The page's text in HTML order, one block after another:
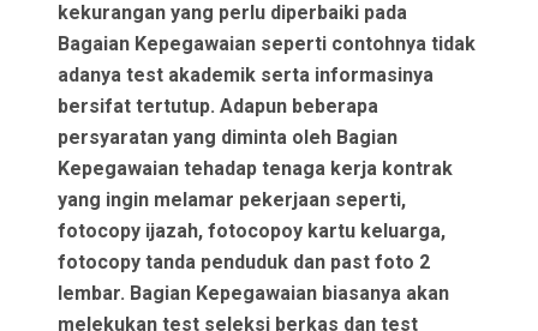
kekurangan yang perlu diperbaiki pada
Bagaian Kepegawaian seperti contohnya tidak
adanya test akademik serta informasinya
bersifat tertutup. Adapun beberapa
persyaratan yang diminta oleh Bagian
Kepegawaian tehadap tenaga kerja kontrak
yang ingin melamar pekerjaan seperti,
fotocopy ijazah, fotocopoy kartu keluarga,
fotocopy tanda penduduk dan past foto 2
lembar. Bagian Kepegawaian biasanya akan
melekukan test seleksi berkas dan test